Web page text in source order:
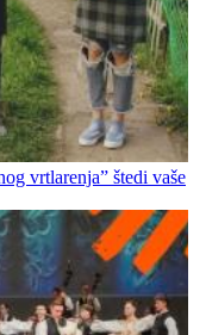
vrtlarenja” štedi vaše